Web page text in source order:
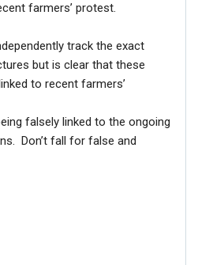
farmers’ protest.
track the exact
but is clear that these
to recent farmers’
falsely linked to the ongoing
Don’t fall for false and